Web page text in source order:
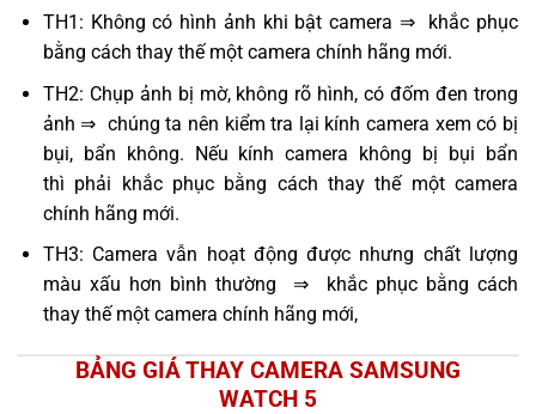
TH1: Không có hình ảnh khi bật camera ⇒ khắc phục
bằng cách thay thế một camera chính hãng mới.
TH2: Chụp ảnh bị mờ, không rõ hình, có đốm đen trong
ảnh ⇒ chúng ta nên kiểm tra lại kính camera xem có bị
bụi, bẩn không. Nếu kính camera không bị bụi bẩn
thì phải khắc phục bằng cách thay thế một camera
chính hãng mới.
TH3: Camera vẫn hoạt động được nhưng chất lượng
màu xấu hơn bình thường ⇒ khắc phục bằng cách
thay thế một camera chính hãng mới,
BẢNG GIÁ THAY CAMERA SAMSUNG
WATCH 5